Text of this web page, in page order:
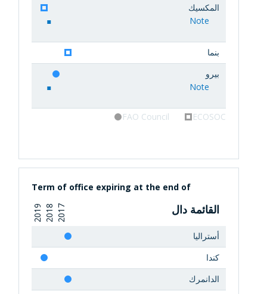
المكسيك
Note
بنما
بيرو
Note
ECOSOC
FAO Council
Term of office expiring at the end of
القائمة دال 2017
2018
2019
أستراليا
كندا
الدانمرك